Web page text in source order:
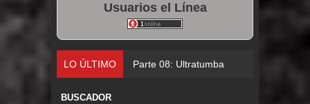
Usuarios el Línea
LO ÚLTIMO Parte 07: Asuntos que Resolver
BUSCADOR